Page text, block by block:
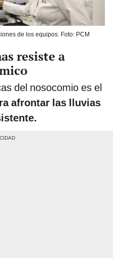
de los equipos. Foto: PCM
resiste a
del nosocomio es el
afrontar las lluvias